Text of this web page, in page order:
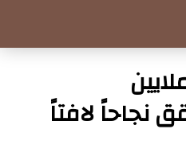
نجاحاً لافتاً